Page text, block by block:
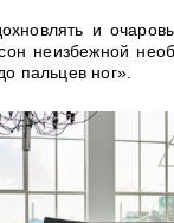
и
неизбежной
пальцев ног».